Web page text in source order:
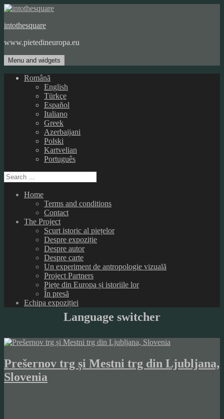
Skip
content
intothesquare
www.pietedineuropa.eu
Menu and widgets
Română
English
Türkçe
Español
Italiano
Greek
Azerbaijani
Polski
Kartvelian
Português
Search
for:
Home
Terms and conditions
Contact
The Project
Scurt istoric al piețelor
Despre expoziție
Despre autor
Despre carte
Un experiment de antropologie vizuală
Project Partners
Piețe din Europa și istoriile lor
În presă
Echipa expoziției
Language switcher
Prešernov trg și Mestni trg din Ljubljana,
Slovenia